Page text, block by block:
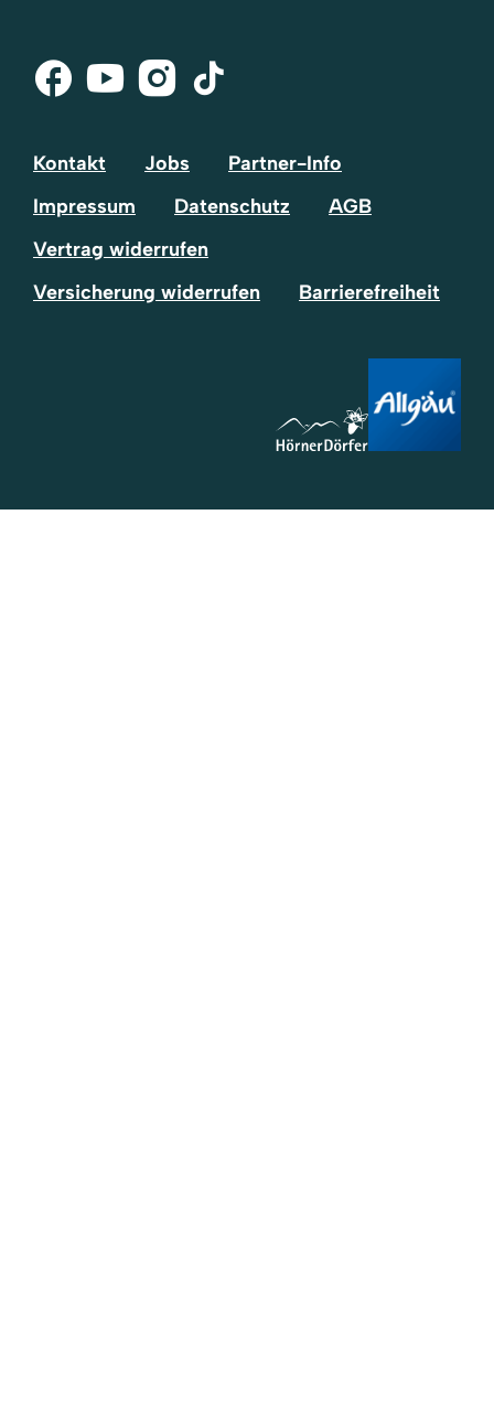
Facebook
Youtube
Instagram
Tik-
Kontakt Jobs
Partner-Info
Impressum
Datenschutz
AGB
Vertrag widerrufen
Versicherung widerrufen
Barrierefreiheit